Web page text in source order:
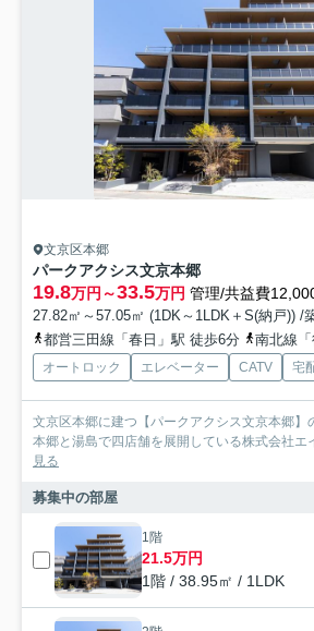
文京区本郷
パークアクシス文京本郷
19.8万円～33.5万円 管理/共益費
27.82㎡～57.05㎡ (1DK～1LDK＋S(納戸)) /
都営三田線「春日」駅 徒歩6分
南北線
オートロック エレベーター CATV 宅
文京区本郷に建つ【パークアクシス文京本郷】
本郷と湯島で四店舗を展開している株式会社エ
見る
募集中の部屋
1階
21.5万円
1階 / 38.95㎡ / 1LDK